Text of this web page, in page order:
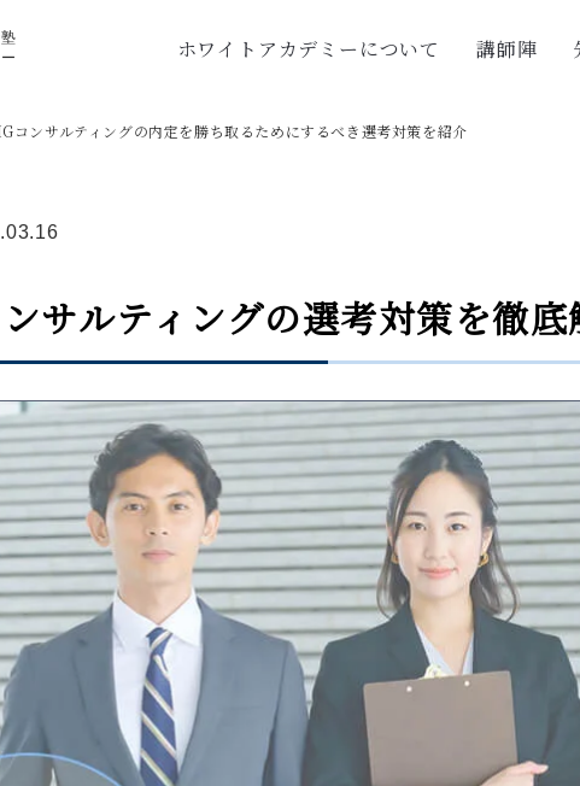
ホワイトアカデミーについて 講師陣
コンサルティングの内定を勝ち取るためにするべき選考対策を紹介
サルティングの選考対策を徹底